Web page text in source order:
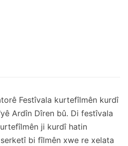
Festîvala kurtefîlmên kurdî
Ardîn Dîren bû. Di festîvala
ji kurdî hatin
bi fîlmên xwe re xelata